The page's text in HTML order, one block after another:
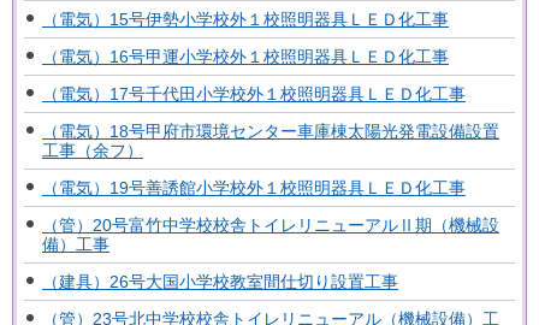
（電気）15号伊勢小学校外１校照明器具ＬＥＤ化工事
（電気）16号甲運小学校外１校照明器具ＬＥＤ化工事
（電気）17号千代田小学校外１校照明器具ＬＥＤ化工事
（電気）18号甲府市環境センター車庫棟太陽光発電設備設置
工事（余フ）
（電気）19号善誘館小学校外１校照明器具ＬＥＤ化工事
（管）20号富竹中学校校舎トイレリニューアルⅡ期（機械設
備）工事
（建具）26号大国小学校教室間仕切り設置工事
（管）23号北中学校校舎トイレリニューアル（機械設備）工